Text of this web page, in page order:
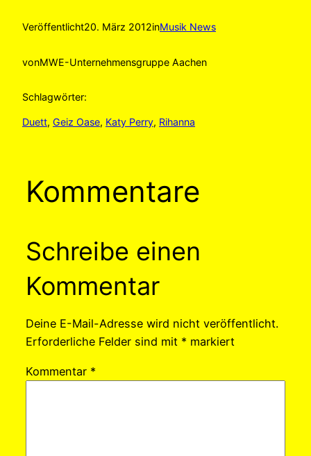
Veröffentlicht20. März 2012inMusik News
vonMWE-Unternehmensgruppe Aachen
Schlagwörter:
Duett, Geiz Oase, Katy Perry, Rihanna
Kommentare
Schreibe einen
Kommentar
Deine E-Mail-Adresse wird nicht veröffentlicht.
Erforderliche Felder sind mit * markiert
Kommentar *